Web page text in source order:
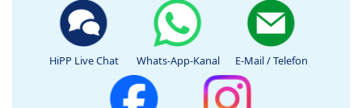
HiPP Live Chat Whats-App-Kanal E-Mail / Telefon